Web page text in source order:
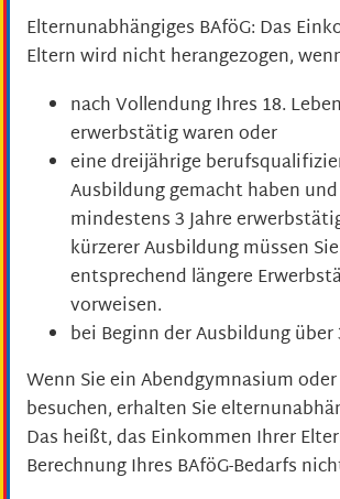
Elternunabhängiges BAföG: Das
Eltern wird nicht herangezogen,
nach Vollendung Ihres 18.
erwerbstätig waren oder
eine dreijährige
Ausbildung gemacht haben
mindestens 3 Jahre
kürzerer Ausbildung müssen
entsprechend längere
vorweisen.
bei Beginn der Ausbildung über
Wenn Sie ein Abendgymnasium
besuchen, erhalten Sie
Das heißt, das Einkommen Ihrer
Berechnung Ihres BAföG-Bedarfs